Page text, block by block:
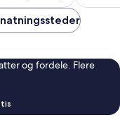
og fordele. Flere